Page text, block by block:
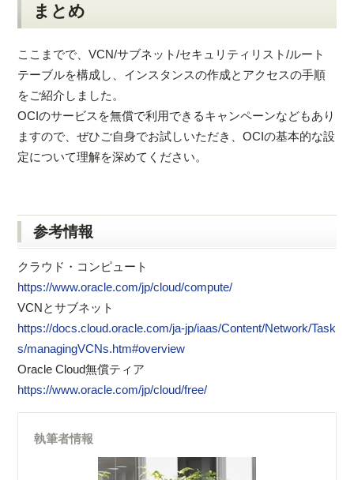
まとめ
ここまでで、VCN/サブネット/セキュリティリスト/ルート
テーブルを構成し、インスタンスの作成とアクセスの手順
をご紹介しました。
OCIのサービスを無償で利用できるキャンペーンなどもあり
ますので、ぜひご自身でお試しいただき、OCIの基本的な設
定について理解を深めてください。
参考情報
クラウド・コンピュート
https://www.oracle.com/jp/cloud/compute/
VCNとサブネット
https://docs.cloud.oracle.com/ja-jp/iaas/Content/Network/Task
s/managingVCNs.htm#overview
Oracle Cloud無償ティア
https://www.oracle.com/jp/cloud/free/
執筆者情報